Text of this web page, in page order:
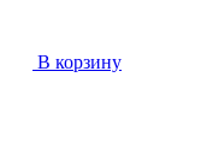
В корзину